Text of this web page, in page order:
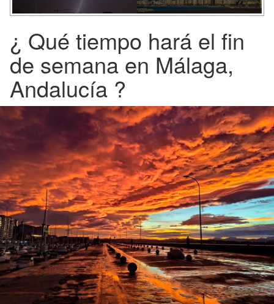
¿ Qué tiempo hará el fin
de semana en Málaga,
Andalucía ?